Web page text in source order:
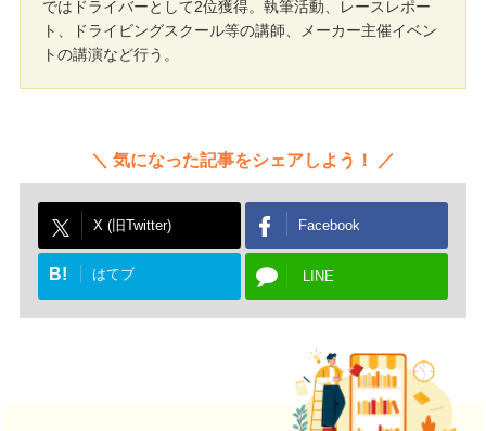
ではドライバーとして2位獲得。執筆活動、レースレポー
ト、ドライビングスクール等の講師、メーカー主催イベン
トの講演など行う。
気になった記事をシェアしよう！
X (旧Twitter) Facebook
B! はてブ LINE